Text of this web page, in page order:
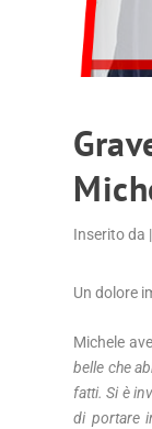
Inserito da |
Un dolore
Michele
belle che
fatti. Si è
di portare